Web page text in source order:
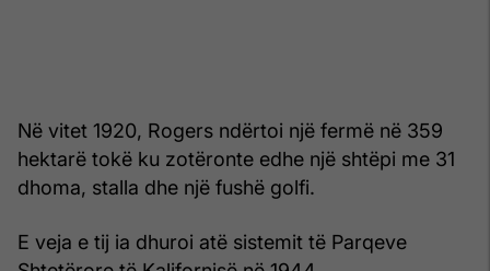
Në vitet 1920, Rogers ndërtoi një fermë në 359
hektarë tokë ku zotëronte edhe një shtëpi me 31
dhoma, stalla dhe një fushë golfi.
E veja e tij ia dhuroi atë sistemit të Parqeve